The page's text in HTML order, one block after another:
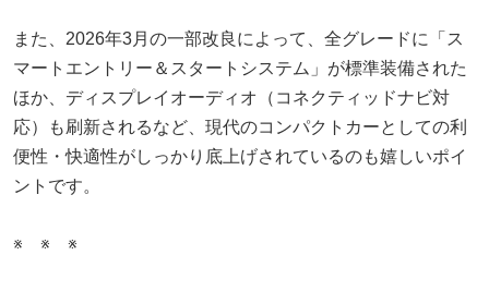
また、2026年3月の一部改良によって、全グレードに「ス
マートエントリー＆スタートシステム」が標準装備された
ほか、ディスプレイオーディオ（コネクティッドナビ対
応）も刷新されるなど、現代のコンパクトカーとしての利
便性・快適性がしっかり底上げされているのも嬉しいポイ
ントです。
※ ※ ※